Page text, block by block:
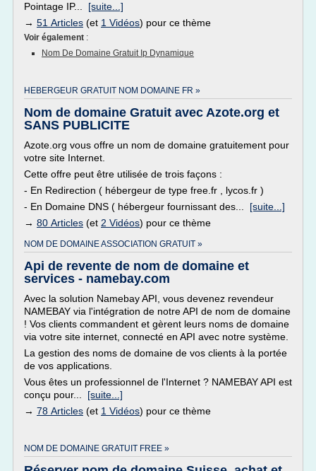
Pointage IP... [suite...]
→ 51 Articles (et 1 Vidéos) pour ce thème
Voir également :
Nom De Domaine Gratuit Ip Dynamique
HEBERGEUR GRATUIT NOM DOMAINE FR »
Nom de domaine Gratuit avec Azote.org et
SANS PUBLICITE
Azote.org vous offre un nom de domaine gratuitement pour
votre site Internet.
Cette offre peut être utilisée de trois façons :
- En Redirection ( hébergeur de type free.fr , lycos.fr )
- En Domaine DNS ( hébergeur fournissant des... [suite...]
→ 80 Articles (et 2 Vidéos) pour ce thème
NOM DE DOMAINE ASSOCIATION GRATUIT »
Api de revente de nom de domaine et
services - namebay.com
Avec la solution Namebay API, vous devenez revendeur
NAMEBAY via l'intégration de notre API de nom de domaine
! Vos clients commandent et gèrent leurs noms de domaine
via votre site internet, connecté en API avec notre système.
La gestion des noms de domaine de vos clients à la portée
de vos applications.
Vous êtes un professionnel de l'Internet ? NAMEBAY API est
conçu pour... [suite...]
→ 78 Articles (et 1 Vidéos) pour ce thème
NOM DE DOMAINE GRATUIT FREE »